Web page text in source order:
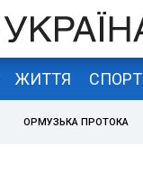
ЖИТТЯ СПОРТ
ОРМУЗЬКА ПРОТОКА